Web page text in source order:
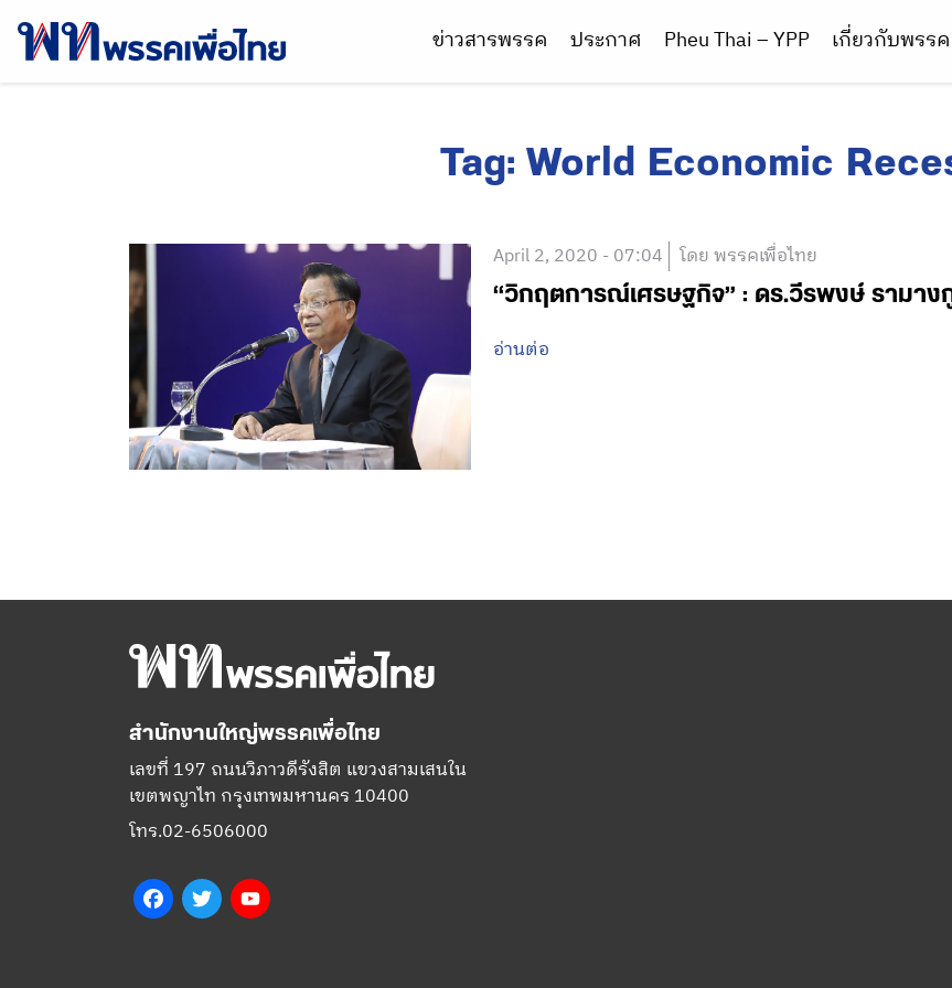
ข่าวสารพรรค ประกาศ Pheu Thai – YPP เกี่ยวกับพรรค
Tag: World Economic
April 2, 2020 - 07:04 โดย พรรคเพื่อไทย
“วิกฤตการณ์เศรษฐกิจ” : ดร.วีรพงษ์ รามา
อ่านต่อ
สำนักงานใหญ่พรรคเพื่อไทย
เลขที่ 197 ถนนวิภาวดีรังสิต แขวงสามเสนใน
เขตพญาไท กรุงเทพมหานคร 10400
โทร.02-6506000
FacebookTwitter